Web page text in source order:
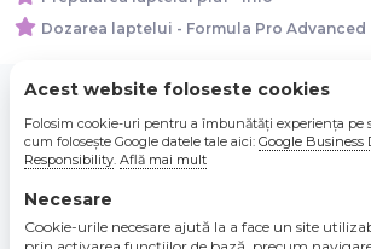
Dozarea laptelui - Formula Pro Advanced
© 2026 Bebe Nou Online
Toate preturile sunt exprimate in lei si
sunt valabile in limita stocului disponibil.
Acest website foloseste cookies
Folosim cookie-uri pentru a îmbunătăți experiența pe
cum folosește Google datele tale aici: Google Business
Responsibility. Află mai mult
Necesare
Cookie-urile necesare ajută la a face un site